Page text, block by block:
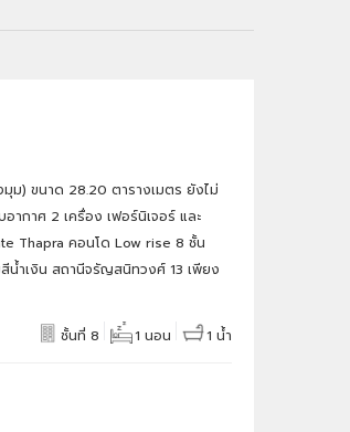
ม) ขนาด 28.20 ตารางเมตร ยังไม่
ากาศ 2 เครื่อง เฟอร์นิเจอร์ และ
Thapra คอนโด Low rise 8 ชั้น
น้ำเงิน สถานีจรัญสนิทวงศ์ 13 เพียง
ชั้นที่ 8 1 นอน 1 น้ำ